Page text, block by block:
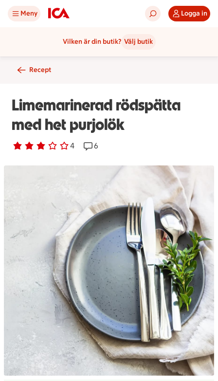
Meny Logga in
Vilken är din butik? Välj butik
Recept
Limemarinerad rödspätta
med het purjolök
Betyg 3 av 5. 4
4 personer har röstatReceptet har 6 kommentarer
6